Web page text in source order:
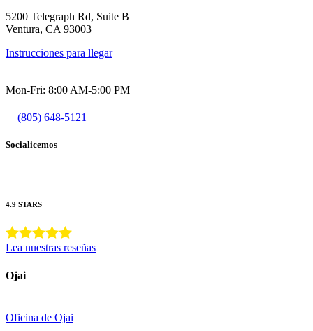
5200 Telegraph Rd, Suite B
Ventura, CA 93003
Instrucciones para llegar
Mon-Fri: 8:00 AM-5:00 PM
(805) 648-5121
Socialicemos
4.9 STARS
Lea nuestras reseñas
Ojai
Oficina de Ojai